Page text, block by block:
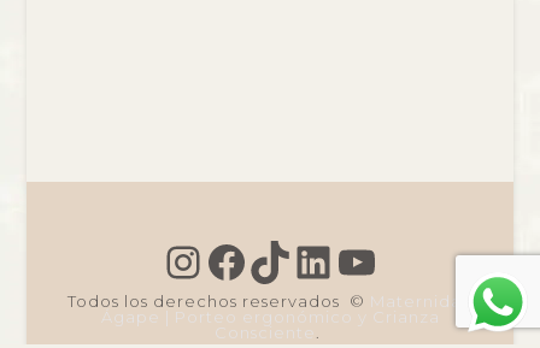
Instagram
Facebook
TikTok
LinkedIn
Todos los derechos reservados © Maternidad
Ágape | Porteo ergonómico y Crianza
Consciente